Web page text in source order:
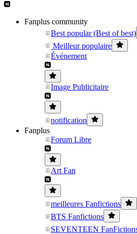
Fanplus community
Best popular (Best of best)
Meilleur populaire
Événement
Image Publicitaire
notification
Fanplus
Forum Libre
Art Fan
meilleures Fanfictions
BTS Fanfictions
SEVENTEEN